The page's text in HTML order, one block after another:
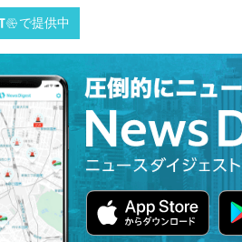
で提供中